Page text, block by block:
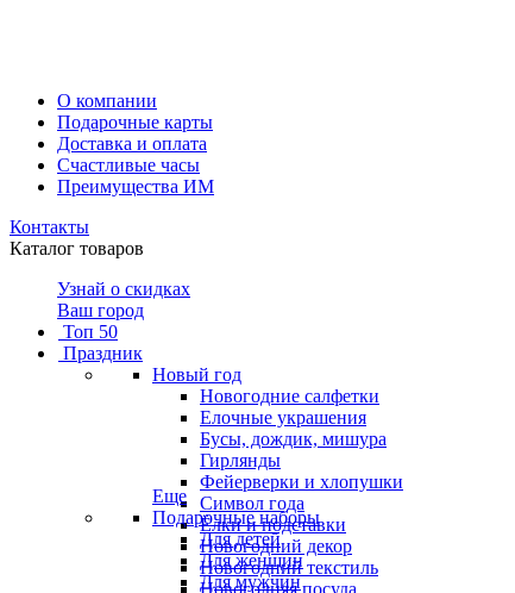
О компании
Подарочные карты
Доставка и оплата
Счастливые часы
Преимущества ИМ
Контакты
Каталог товаров
Узнай о скидках
Ваш город
Топ 50
Праздник
Новый год
Новогодние салфетки
Елочные украшения
Бусы, дождик, мишура
Гирлянды
Фейерверки и хлопушки
Символ года
Ёлки и подставки
Новогодний декор
Новогодний текстиль
Новогодняя посуда
Еще
Подарочные наборы
Для детей
Для женщин
Для мужчин